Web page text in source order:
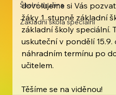
Školní družina
Základní škola speciální
dovolujeme si Vás
žáky 1. stupně základní
základní školy speciální.
uskuteční v pondělí 15.9.
náhradním termínu po
učitelem.
Těšíme se na viděnou!